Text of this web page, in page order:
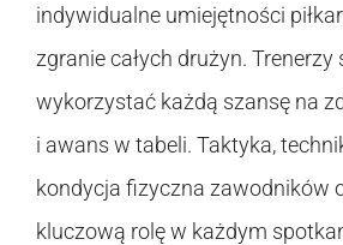
indywidualne umiejętności
zgranie całych drużyn. Trenerzy
wykorzystać każdą szansę na
i awans w tabeli. Taktyka,
kondycja fizyczna zawodników
kluczową rolę w każdym